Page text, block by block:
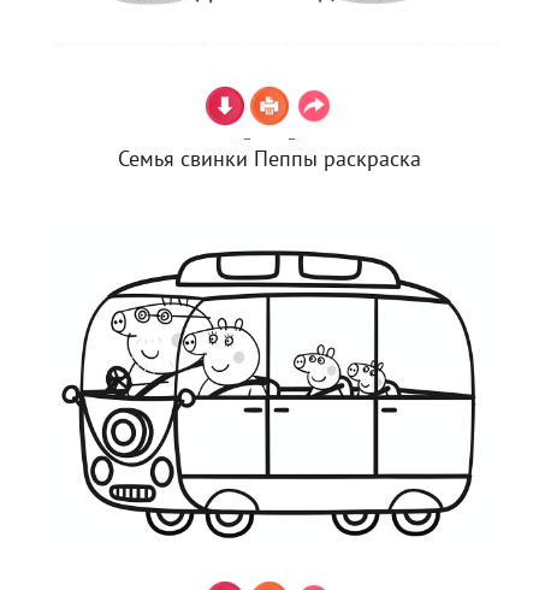
Семья свинки Пеппы раскраска